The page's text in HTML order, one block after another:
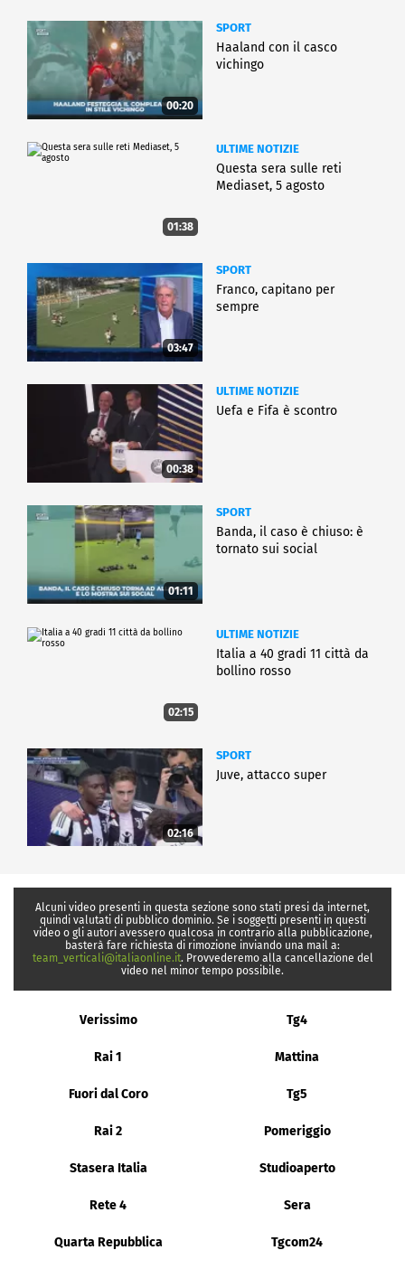
00:20
SPORT
Haaland con il casco
vichingo
01:38
ULTIME NOTIZIE
Questa sera sulle reti
Mediaset, 5 agosto
03:47
SPORT
Franco, capitano per
sempre
00:38
ULTIME NOTIZIE
Uefa e Fifa è scontro
01:11
SPORT
Banda, il caso è chiuso: è
tornato sui social
02:15
ULTIME NOTIZIE
Italia a 40 gradi 11 città da
bollino rosso
02:16
SPORT
Juve, attacco super
Alcuni video presenti in questa sezione sono stati presi da internet,
quindi valutati di pubblico dominio. Se i soggetti presenti in questi
video o gli autori avessero qualcosa in contrario alla pubblicazione,
basterà fare richiesta di rimozione inviando una mail a:
team_verticali@italiaonline.it. Provvederemo alla cancellazione del
video nel minor tempo possibile.
Verissimo Tg4
Rai 1 Mattina
Fuori dal Coro Tg5
Rai 2 Pomeriggio
Stasera Italia Studioaperto
Rete 4 Sera
Quarta Repubblica Tgcom24